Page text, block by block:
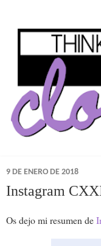
9 DE ENERO DE 2018
Instagram
Os dejo mi resumen de